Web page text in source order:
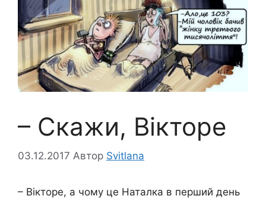
– Скажи, Вікторе
03.12.2017 Автор Svitlana
– Вікторе, а чому це Наталка в перший день